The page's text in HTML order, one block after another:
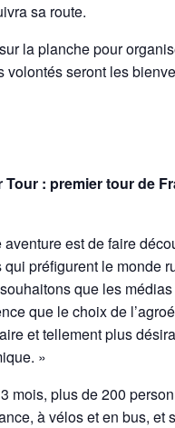
sa route.
la planche pour
volontés seront les
Tour : premier tour de
aventure est de faire
préfigurent le monde
que les
que le choix de
et tellement plus
»
mois, plus de 200
à vélos et en bus, et